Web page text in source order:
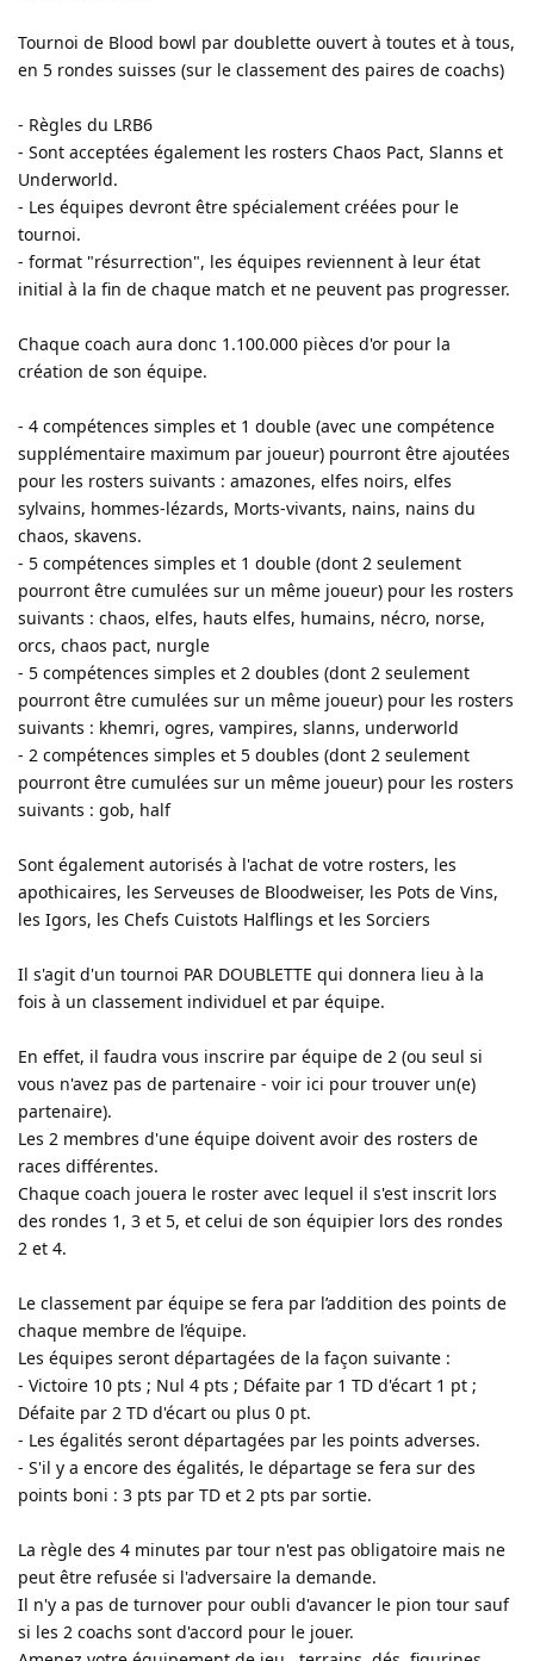
Tournoi de Blood bowl par doublette ouvert à toutes et à tous,
en 5 rondes suisses (sur le classement des paires de coachs)
- Règles du LRB6
- Sont acceptées également les rosters Chaos Pact, Slanns et
Underworld.
- Les équipes devront être spécialement créées pour le
tournoi.
- format "résurrection", les équipes reviennent à leur état
initial à la fin de chaque match et ne peuvent pas progresser.
Chaque coach aura donc 1.100.000 pièces d'or pour la
création de son équipe.
- 4 compétences simples et 1 double (avec une compétence
supplémentaire maximum par joueur) pourront être ajoutées
pour les rosters suivants : amazones, elfes noirs, elfes
sylvains, hommes-lézards, Morts-vivants, nains, nains du
chaos, skavens.
- 5 compétences simples et 1 double (dont 2 seulement
pourront être cumulées sur un même joueur) pour les rosters
suivants : chaos, elfes, hauts elfes, humains, nécro, norse,
orcs, chaos pact, nurgle
- 5 compétences simples et 2 doubles (dont 2 seulement
pourront être cumulées sur un même joueur) pour les rosters
suivants : khemri, ogres, vampires, slanns, underworld
- 2 compétences simples et 5 doubles (dont 2 seulement
pourront être cumulées sur un même joueur) pour les rosters
suivants : gob, half
Sont également autorisés à l'achat de votre rosters, les
apothicaires, les Serveuses de Bloodweiser, les Pots de Vins,
les Igors, les Chefs Cuistots Halflings et les Sorciers
Il s'agit d'un tournoi PAR DOUBLETTE qui donnera lieu à la
fois à un classement individuel et par équipe.
En effet, il faudra vous inscrire par équipe de 2 (ou seul si
vous n'avez pas de partenaire - voir ici pour trouver un(e)
partenaire).
Les 2 membres d'une équipe doivent avoir des rosters de
races différentes.
Chaque coach jouera le roster avec lequel il s'est inscrit lors
des rondes 1, 3 et 5, et celui de son équipier lors des rondes
2 et 4.
Le classement par équipe se fera par l’addition des points de
chaque membre de l’équipe.
Les équipes seront départagées de la façon suivante :
- Victoire 10 pts ; Nul 4 pts ; Défaite par 1 TD d'écart 1 pt ;
Défaite par 2 TD d'écart ou plus 0 pt.
- Les égalités seront départagées par les points adverses.
- S'il y a encore des égalités, le départage se fera sur des
points boni : 3 pts par TD et 2 pts par sortie.
La règle des 4 minutes par tour n'est pas obligatoire mais ne
peut être refusée si l'adversaire la demande.
Il n'y a pas de turnover pour oubli d'avancer le pion tour sauf
si les 2 coachs sont d'accord pour le jouer.